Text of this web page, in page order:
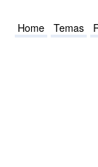
Home Temas